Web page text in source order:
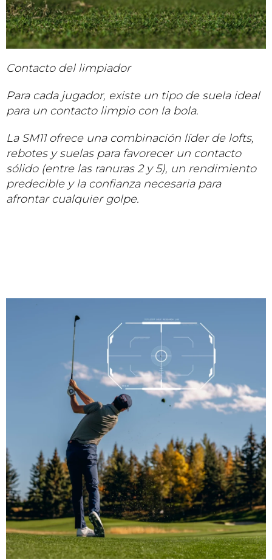
Contacto del limpiador
Para cada jugador, existe un tipo de suela ideal
para un contacto limpio con la bola.
La SM11 ofrece una combinación líder de lofts,
rebotes y suelas para favorecer un contacto
sólido (entre las ranuras 2 y 5), un rendimiento
predecible y la confianza necesaria para
afrontar cualquier golpe.